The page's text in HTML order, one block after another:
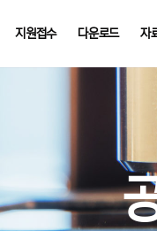
지원접수 다운로드 자